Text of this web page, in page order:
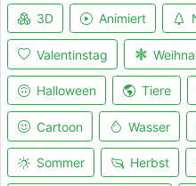
3D Animiert
Valentinstag
Halloween Tiere
Cartoon Wasser
Sommer Herbst